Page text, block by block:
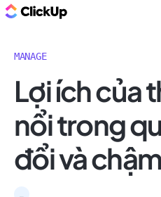
MANAGE
Lợi ích của
nổi trong
đổi và